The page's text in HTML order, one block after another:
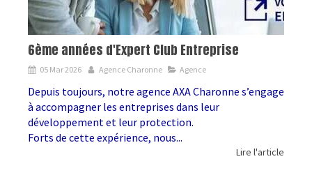
6ème années d'Expert Club Entreprise
05 Mar 2026 Agence Charonne Agence
Depuis toujours, notre agence AXA Charonne s’engage
à accompagner les entreprises dans leur
développement et leur protection.
Forts de cette expérience, nous...
Lire l'article